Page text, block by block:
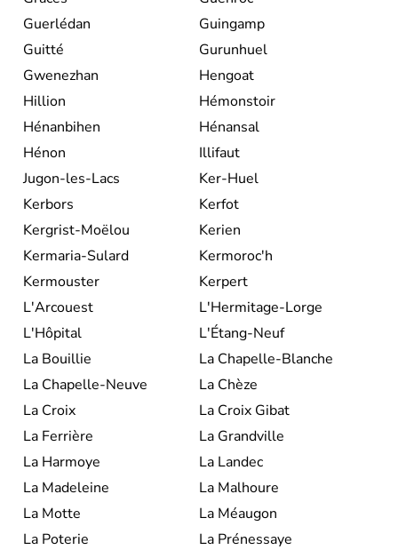
Guerlédan
Guingamp
Guitté
Gurunhuel
Gwenezhan
Hengoat
Hillion
Hémonstoir
Hénanbihen
Hénansal
Hénon
Illifaut
Jugon-les-Lacs
Ker-Huel
Kerbors
Kerfot
Kergrist-Moëlou
Kerien
Kermaria-Sulard
Kermoroc'h
Kermouster
Kerpert
L'Arcouest
L'Hermitage-Lorge
L'Hôpital
L'Étang-Neuf
La Bouillie
La Chapelle-Blanche
La Chapelle-Neuve
La Chèze
La Croix
La Croix Gibat
La Ferrière
La Grandville
La Harmoye
La Landec
La Madeleine
La Malhoure
La Motte
La Méaugon
La Poterie
La Prénessaye